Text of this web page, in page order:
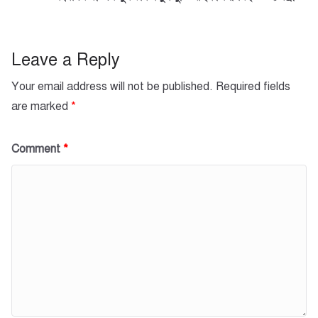
Leave a Reply
Your email address will not be published. Required fields
are marked *
Comment *